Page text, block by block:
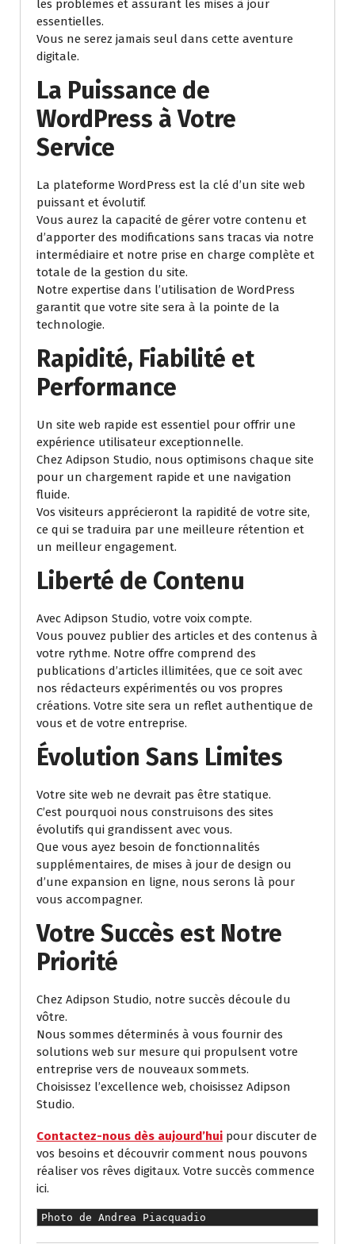
les problèmes et assurant les mises à jour
essentielles.
Vous ne serez jamais seul dans cette aventure
digitale.
La Puissance de
WordPress à Votre
Service
La plateforme WordPress est la clé d’un site web
puissant et évolutif.
Vous aurez la capacité de gérer votre contenu et
d’apporter des modifications sans tracas via notre
intermédiaire et notre prise en charge complète et
totale de la gestion du site.
Notre expertise dans l’utilisation de WordPress
garantit que votre site sera à la pointe de la
technologie.
Rapidité, Fiabilité et
Performance
Un site web rapide est essentiel pour offrir une
expérience utilisateur exceptionnelle.
Chez Adipson Studio, nous optimisons chaque site
pour un chargement rapide et une navigation
fluide.
Vos visiteurs apprécieront la rapidité de votre site,
ce qui se traduira par une meilleure rétention et
un meilleur engagement.
Liberté de Contenu
Avec Adipson Studio, votre voix compte.
Vous pouvez publier des articles et des contenus à
votre rythme. Notre offre comprend des
publications d’articles illimitées, que ce soit avec
nos rédacteurs expérimentés ou vos propres
créations. Votre site sera un reflet authentique de
vous et de votre entreprise.
Évolution Sans Limites
Votre site web ne devrait pas être statique.
C’est pourquoi nous construisons des sites
évolutifs qui grandissent avec vous.
Que vous ayez besoin de fonctionnalités
supplémentaires, de mises à jour de design ou
d’une expansion en ligne, nous serons là pour
vous accompagner.
Votre Succès est Notre
Priorité
Chez Adipson Studio, notre succès découle du
vôtre.
Nous sommes déterminés à vous fournir des
solutions web sur mesure qui propulsent votre
entreprise vers de nouveaux sommets.
Choisissez l’excellence web, choisissez Adipson
Studio.
Contactez-nous dès aujourd’hui pour discuter de
vos besoins et découvrir comment nous pouvons
réaliser vos rêves digitaux. Votre succès commence
ici.
Photo de Andrea Piacquadio